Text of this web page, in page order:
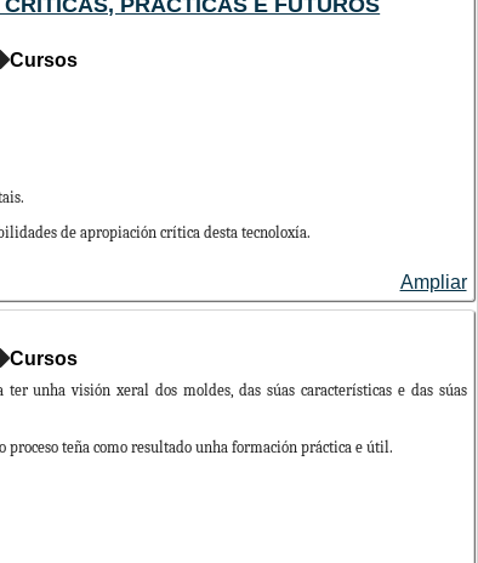
e reflexión, favorecendo unha educación con
social, promovendo no alumnado a
socioeducativa e comprometida.
STEAM para favorecer procesos de aprendizaxe
crítico e no traballo colaborativo.
propostas educativas contextualizadas, éticas e
diploma acreditativo a cada participante que
de 1 crédito ECTS para as ensinanzas de
o recoñecemento de créditos na secretaría de
esas horas, presentando o certificado/diploma
actividades de extensión universitaria prema
PRÁCTICAS E FUTUROS
Cursos
de apropiación crítica desta tecnoloxía.
de
Ampliar
Cursos
unha visión xeral dos moldes, das súas características e das súas
teña como resultado unha formación práctica e útil.